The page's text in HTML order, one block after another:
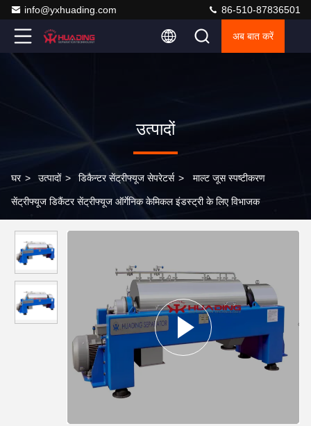
info@yxhuading.com 86-510-87836501
अब बात करें
उत्पादों
घर > उत्पादों > डिकैन्टर सेंट्रीफ्यूज सेपरेटर्स > माल्ट जूस स्पष्टीकरण
सेंट्रीफ्यूज डिकैंटर सेंट्रीफ्यूज ऑर्गेनिक केमिकल इंडस्ट्री के लिए विभाजक